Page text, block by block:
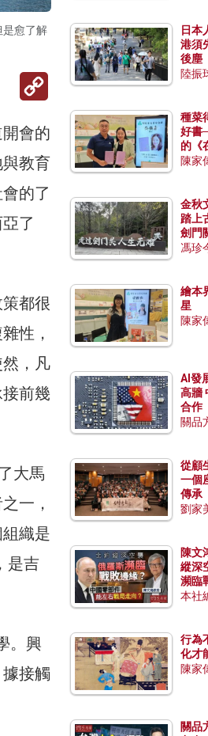
是愈了解
Copy
會的
教育
的了
了
都很
性，
，凡
前幾
大馬
一，
織是
是吉
。興
接觸
日本
港須
後塵
陸振
種菜
好書
的《
種菜
陳家
金秋
踏上
劍門
馮珍
繪本
星
陳家
AI發
高牆
合作
關品
從顧
一個
傳承
劉家
陳文
縱深
瀕臨
國零
本社
行為
化才
陳家
關品